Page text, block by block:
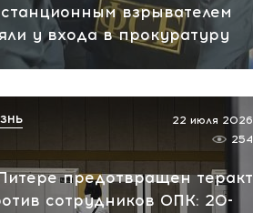
взрывателем
у входа в прокуратуру
предотвращен теракт
сотрудников ОПК: 20-
22 июля 2026
254